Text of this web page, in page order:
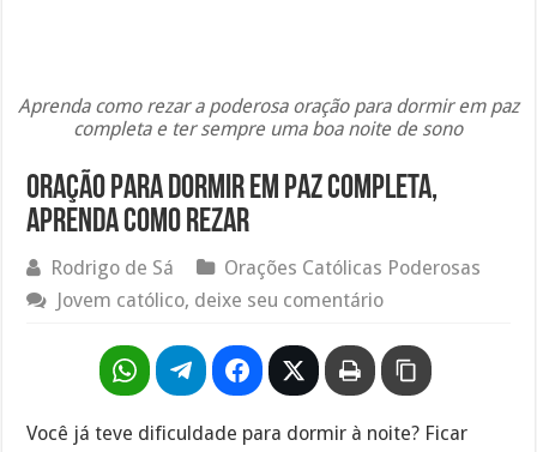
Aprenda como rezar a poderosa oração para dormir em paz
completa e ter sempre uma boa noite de sono
Oração para dormir em paz completa,
aprenda como rezar
Rodrigo de Sá
Orações Católicas Poderosas
Jovem católico, deixe seu comentário
Você já teve dificuldade para dormir à noite? Ficar